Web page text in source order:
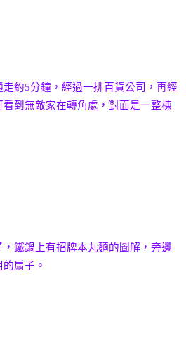
走約5分鐘，經過一排百貨公司，再經
到無敵家在轉角處，對面是一整棟
鐵鍋上有招牌本丸麵的圖解，旁邊
扇子。